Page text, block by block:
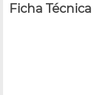
Ficha Técnica